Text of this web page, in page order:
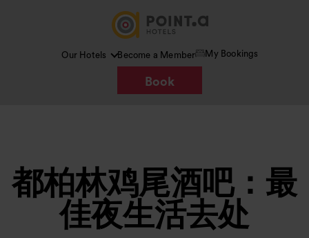
Our Hotels Become a Member My Bookings
Book
都柏林鸡尾酒吧：最
佳夜生活去处